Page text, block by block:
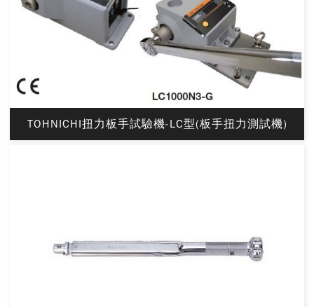
TOHNICHI扭力板手試驗機-LC型(板手扭力測試機)